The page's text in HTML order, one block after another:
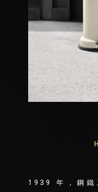
1939 年，鋼